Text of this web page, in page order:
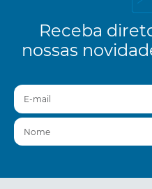
Receba
nossas
E-mail
Nome